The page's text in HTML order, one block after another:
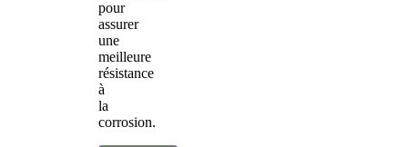
pour
assurer
une
meilleure
résistance
à
la
corrosion.